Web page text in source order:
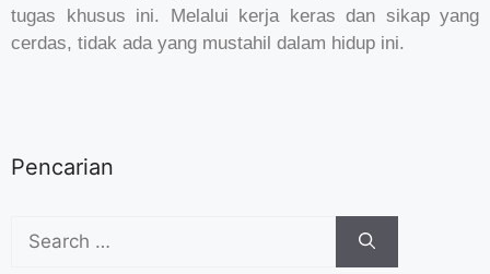
tugas khusus ini. Melalui kerja keras dan sikap yang
cerdas, tidak ada yang mustahil dalam hidup ini.
Pencarian